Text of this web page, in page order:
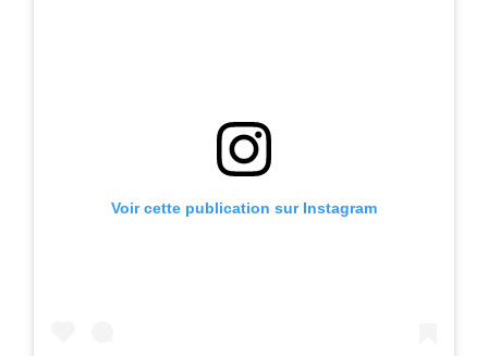
Voir cette publication sur Instagram